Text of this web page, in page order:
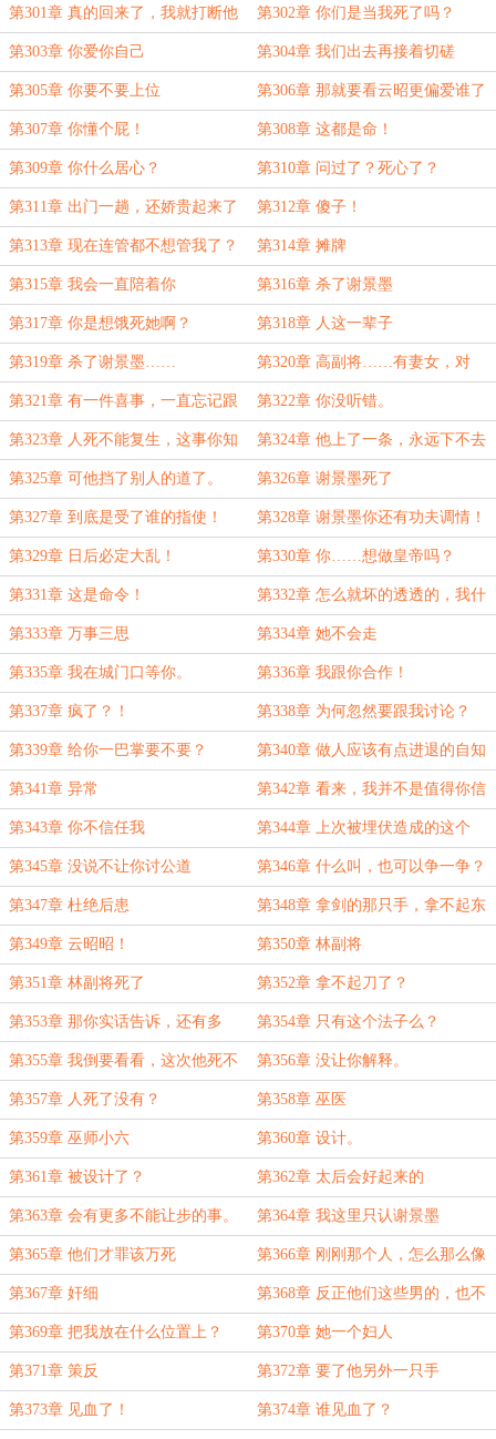
第301章 真的回来了，我就打断他
的腿
第302章 你们是当我死了吗？
第303章 你爱你自己 第304章 我们出去再接着切磋
第305章 你要不要上位 第306章 那就要看云昭更偏爱谁了
第307章 你懂个屁！ 第308章 这都是命！
第309章 你什么居心？ 第310章 问过了？死心了？
第311章 出门一趟，还娇贵起来了 第312章 傻子！
第313章 现在连管都不想管我了？ 第314章 摊牌
第315章 我会一直陪着你 第316章 杀了谢景墨
第317章 你是想饿死她啊？ 第318章 人这一辈子
第319章 杀了谢景墨…… 第320章 高副将……有妻女，对
吧？
第321章 有一件喜事，一直忘记跟
你分享
第322章 你没听错。
第323章 人死不能复生，这事你知
道吗？
第324章 他上了一条，永远下不去
的贼船！
第325章 可他挡了别人的道了。 第326章 谢景墨死了
第327章 到底是受了谁的指使！ 第328章 谢景墨你还有功夫调情！
第329章 日后必定大乱！ 第330章 你……想做皇帝吗？
第331章 这是命令！ 第332章 怎么就坏的透透的，我什
么都没干
第333章 万事三思 第334章 她不会走
第335章 我在城门口等你。 第336章 我跟你合作！
第337章 疯了？！ 第338章 为何忽然要跟我讨论？
第339章 给你一巴掌要不要？ 第340章 做人应该有点进退的自知
之明的
第341章 异常 第342章 看来，我并不是值得你信
任的人
第343章 你不信任我 第344章 上次被埋伏造成的这个
伤，是吗？
第345章 没说不让你讨公道 第346章 什么叫，也可以争一争？
第347章 杜绝后患 第348章 拿剑的那只手，拿不起东
西了
第349章 云昭昭！ 第350章 林副将
第351章 林副将死了 第352章 拿不起刀了？
第353章 那你实话告诉，还有多
久？
第354章 只有这个法子么？
第355章 我倒要看看，这次他死不
死！
第356章 没让你解释。
第357章 人死了没有？ 第358章 巫医
第359章 巫师小六 第360章 设计。
第361章 被设计了？ 第362章 太后会好起来的
第363章 会有更多不能让步的事。 第364章 我这里只认谢景墨
第365章 他们才罪该万死 第366章 刚刚那个人，怎么那么像
太后呢？
第367章 奸细 第368章 反正他们这些男的，也不
吃亏不是。
第369章 把我放在什么位置上？ 第370章 她一个妇人
第371章 策反 第372章 要了他另外一只手
第373章 见血了！ 第374章 谁见血了？